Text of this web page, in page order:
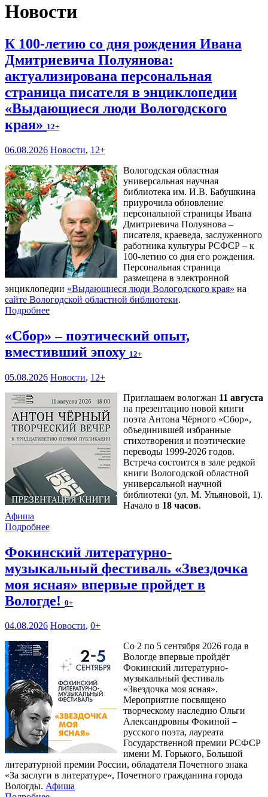
Новости
К 100-летию со дня рождения Ивана
Дмитриевича Полуянова:
актуализирована персональная
страница писателя в энциклопедии
«Выдающиеся люди Вологодского
края» 12+
06.08.2026 Новости, 12+
Вологодская областная
универсальная научная
библиотека им. И.В. Бабушкина
приурочила обновление
персональной страницы Ивана
Дмитриевича Полуянова –
писателя, краеведа, заслуженного
работника культуры РСФСР – к
100‑летию со дня его рождения.
Персональная страница
размещена в электронной
энциклопедии «Выдающиеся люди Вологодского края» на
сайте Вологодской областной библиотеки.
Подробнее
«Сбор» – поэтический опыт,
вместивший эпоху 12+
05.08.2026 Новости, 12+
Приглашаем вологжан 11 августа
на презентацию новой книги
поэта Антона Чёрного «Сбор»,
объединившей избранные
стихотворения и поэтические
переводы 1999-2026 годов.
Встреча состоится в зале редкой
книги Вологодской областной
универсальной научной
библиотеки (ул. М. Ульяновой, 1).
Начало в 18 часов.
Афиша
Подробнее
Фокинский литературно-
музыкальный фестиваль «Звездочка
моя ясная» впервые пройдет в
Вологде! 0+
04.08.2026 Новости, 0+
Со 2 по 5 сентября 2026 года в
Вологде впервые пройдёт
Фокинский литературно-
музыкальный фестиваль
«Звездочка моя ясная».
Мероприятие посвящено
творческому наследию Ольги
Александровны Фокиной –
русского поэта, лауреата
Государственной премии РСФСР
имени М. Горького, Большой
литературной премии России, обладателя Почетного знака
«За заслуги в литературе», Почетного гражданина города
Вологды. Афиша